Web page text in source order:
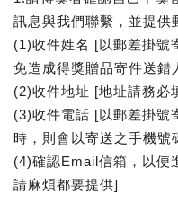
訊息與我們聯繫，並提供
(1)收件姓名 [以郵差掛號
免造成得獎贈品寄件送錯
(2)收件地址 [地址請務必
(3)收件電話 [以郵差掛號
時，則會以寄送之手機號
(4)確認Email信箱，以便
請麻煩都要提供]